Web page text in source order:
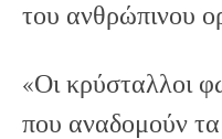
του ανθρώπινου
«Οι κρύσταλλοι
που αναδομούν